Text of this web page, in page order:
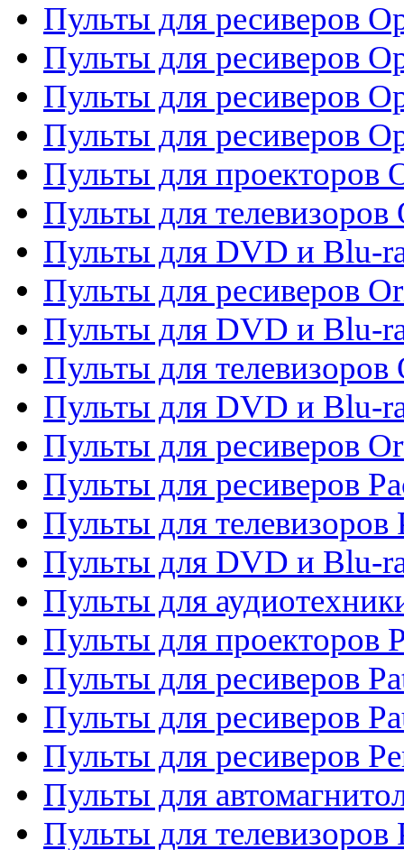
Пульты для ресиверов
Пульты для ресиверов
Пульты для ресиверов
Пульты для ресиверов
Пульты для проекторов
Пульты для телевизоров
Пульты для DVD и Blu-
Пульты для ресиверов
Пульты для DVD и Blu-
Пульты для телевизоров
Пульты для DVD и Blu-
Пульты для ресиверов
Пульты для ресиверов
Пульты для телевизоров
Пульты для DVD и Blu-
Пульты для
Пульты для проекторов
Пульты для ресиверов
Пульты для ресиверов
Пульты для ресиверов
Пульты для
Пульты для телевизоров